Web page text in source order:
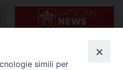
simili per